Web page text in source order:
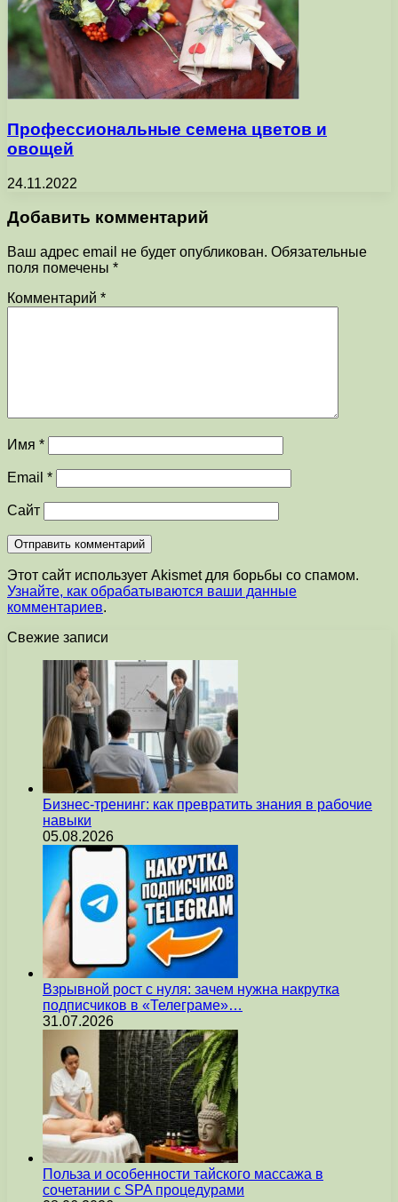
Профессиональные семена цветов и
овощей
24.11.2022
Добавить комментарий
Ваш адрес email не будет опубликован. Обязательные
поля помечены *
Комментарий *
Имя *
Email *
Сайт
Этот сайт использует Akismet для борьбы со спамом.
Узнайте, как обрабатываются ваши данные
комментариев.
Свежие записи
Бизнес-тренинг: как превратить знания в рабочие
навыки
05.08.2026
Взрывной рост с нуля: зачем нужна накрутка
подписчиков в «Телеграме»…
31.07.2026
Польза и особенности тайского массажа в
сочетании с SPA процедурами